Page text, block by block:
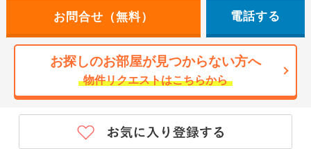
電話する
お探しのお部屋が見つからない方へ
物件リクエストはこちらから